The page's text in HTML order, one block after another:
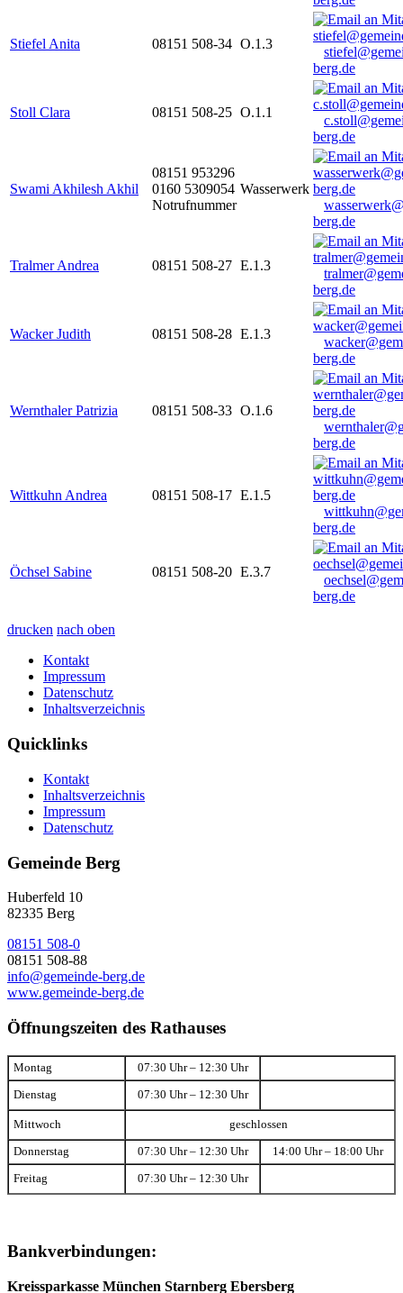
Stiefel Anita 08151 508-34 O.1.3
berg.de
Stoll Clara 08151 508-25 O.1.1
berg.de
Swami Akhilesh Akhil
08151 953296
0160 5309054
Notrufnummer
Wasserwerk
berg.de
Tralmer Andrea 08151 508-27 E.1.3
berg.de
Wacker Judith 08151 508-28 E.1.3
berg.de
Wernthaler Patrizia 08151 508-33 O.1.6
berg.de
Wittkuhn Andrea 08151 508-17 E.1.5
berg.de
Öchsel Sabine 08151 508-20 E.3.7
berg.de
drucken nach oben
Kontakt
Impressum
Datenschutz
Inhaltsverzeichnis
Quicklinks
Kontakt
Inhaltsverzeichnis
Impressum
Datenschutz
Gemeinde Berg
Huberfeld 10
82335 Berg
08151 508-0
08151 508-88
info@gemeinde-berg.de
www.gemeinde-berg.de
Öffnungszeiten des Rathauses
Montag 07:30 Uhr – 12:30 Uhr
Dienstag 07:30 Uhr – 12:30 Uhr
Mittwoch geschlossen
Donnerstag 07:30 Uhr – 12:30 Uhr 14:00 Uhr – 18:00 Uhr
Freitag 07:30 Uhr – 12:30 Uhr
Bankverbindungen:
Kreissparkasse München Starnberg Ebersberg